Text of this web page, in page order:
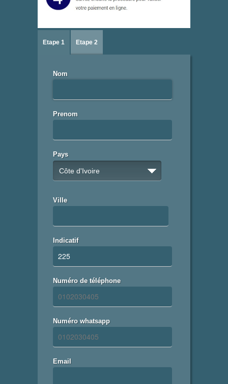
Etape 1 Etape 2
Nom
Prenom
Pays
Côte d'Ivoire
Ville
Indicatif
Numéro de téléphone
Numéro whatsapp
Email